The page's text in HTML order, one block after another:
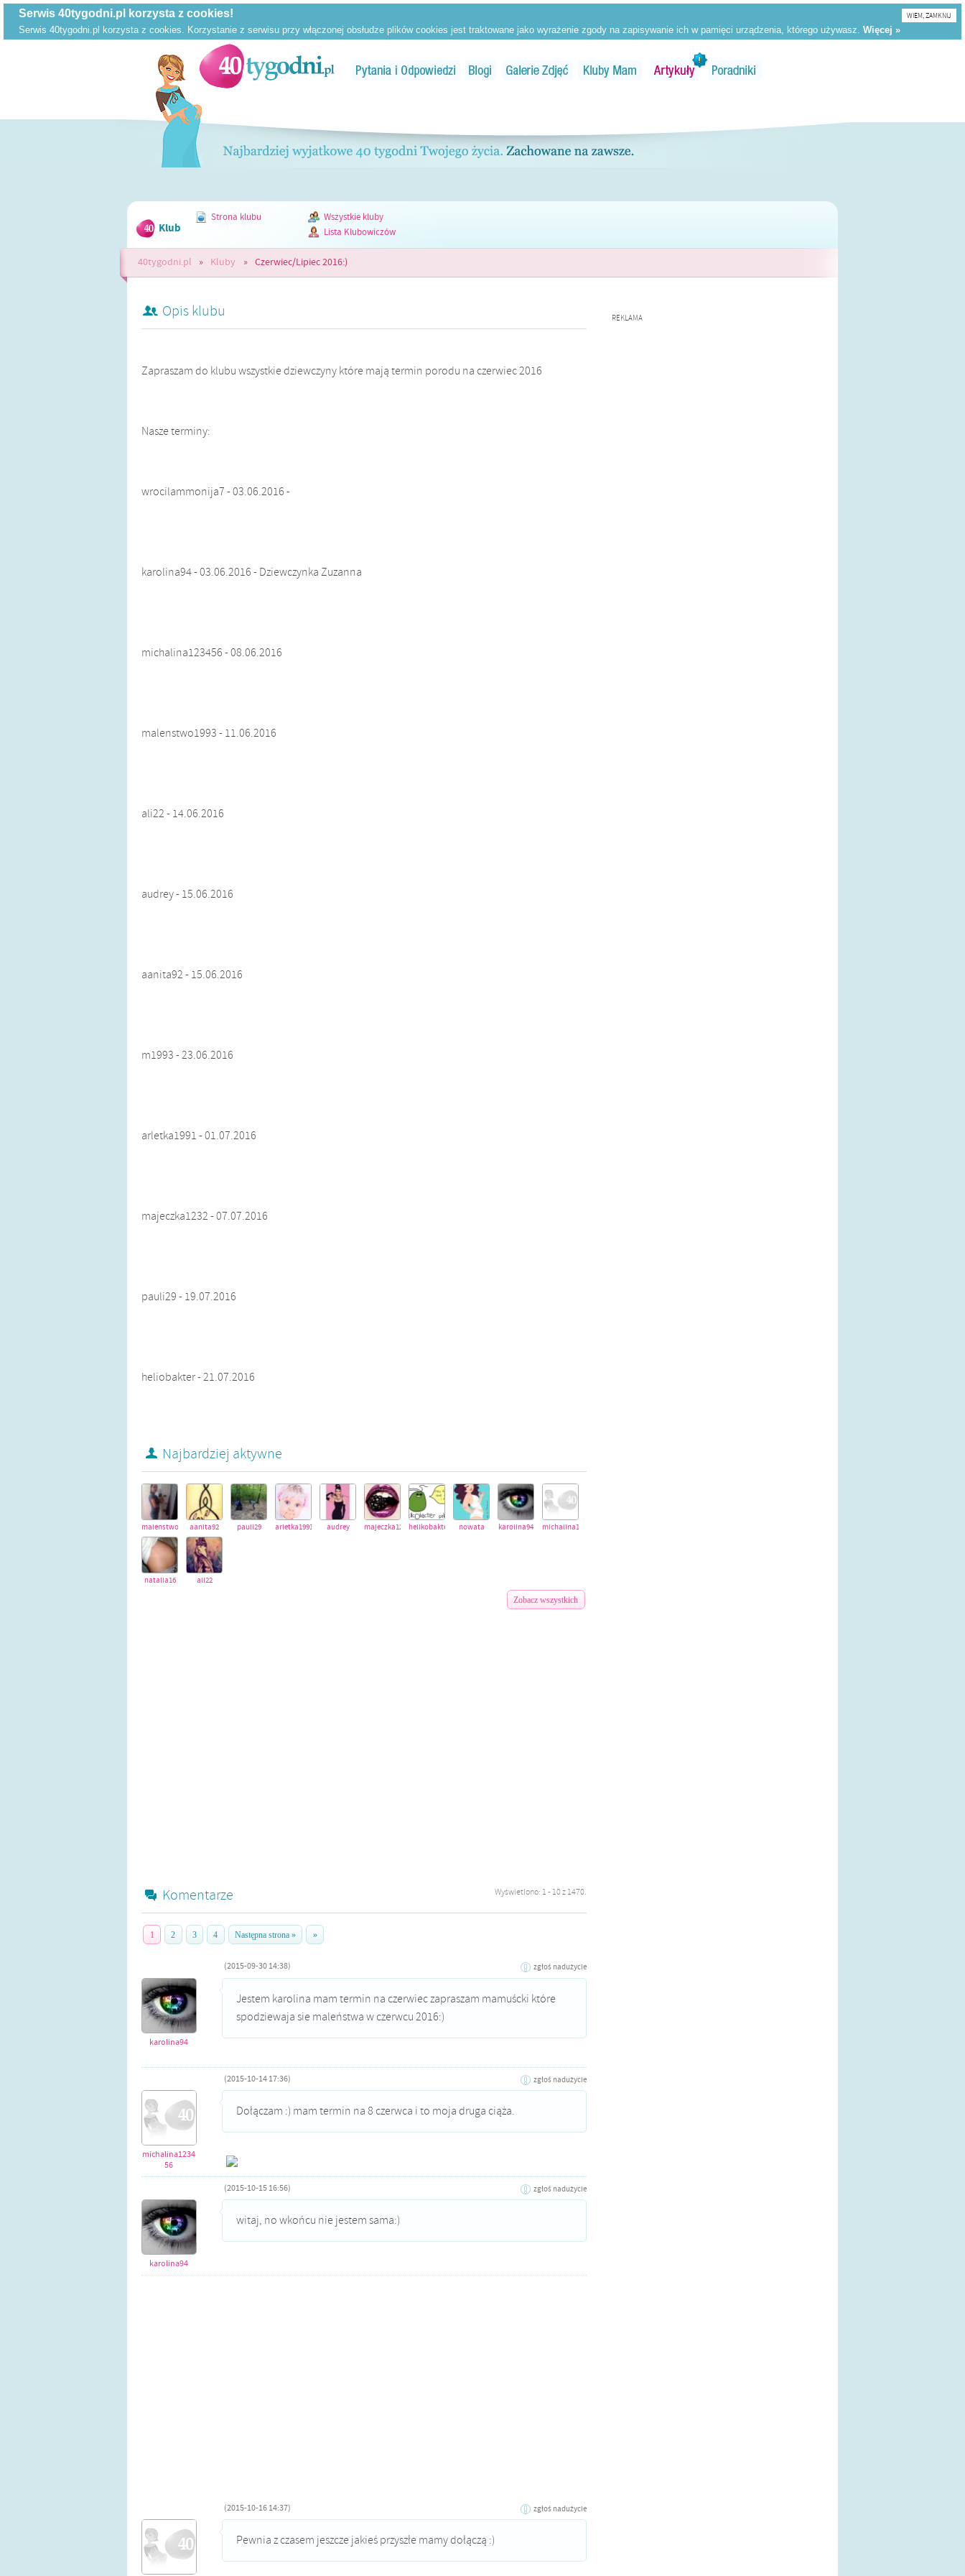
WIEM, ZAMKNIJ
Klub
Strona klubu
Wszystkie kluby
Lista Klubowiczów
40tygodni.pl » Kluby » Czerwiec/Lipiec 2016:)
Opis klubu
Zapraszam do klubu wszystkie dziewczyny które mają termin porodu na czerwiec 2016
Nasze terminy:
wrocilammonija7 - 03.06.2016 -
karolina94 - 03.06.2016 - Dziewczynka Zuzanna
michalina123456 - 08.06.2016
malenstwo1993 - 11.06.2016
ali22 - 14.06.2016
audrey - 15.06.2016
aanita92 - 15.06.2016
m1993 - 23.06.2016
arletka1991 - 01.07.2016
majeczka1232 - 07.07.2016
pauli29 - 19.07.2016
heliobakter - 21.07.2016
Najbardziej aktywne
malenstwo1993aanita92 pauli29 arletka1991 audrey majeczka1232helikobakter nowata karolina94 michalina123456
natalia16 ali22
Zobacz wszystkich
Komentarze Wyświetlono: 1 - 10 z 1470.
1 2 3 4 Następna strona » »
(2015-09-30 14:38) zgłoś nadużycie
karolina94
Jestem karolina mam termin na czerwiec zapraszam mamuścki które
spodziewaja sie maleństwa w czerwcu 2016:)
(2015-10-14 17:36) zgłoś nadużycie
michalina1234
56
Dołączam :) mam termin na 8 czerwca i to moja druga ciąża.
(2015-10-15 16:56) zgłoś nadużycie
karolina94
witaj, no wkońcu nie jestem sama:)
(2015-10-16 14:37) zgłoś nadużycie
Pewnia z czasem jeszcze jakieś przyszłe mamy dołączą :)
REKLAMA